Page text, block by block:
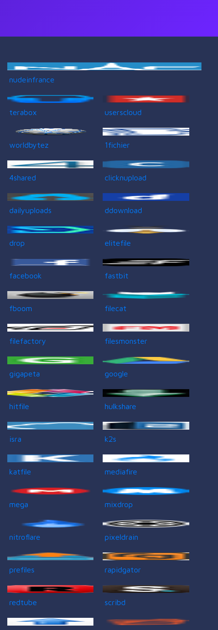
nudeinfrance
terabox userscloud
worldbytez 1fichier
4shared clicknupload
dailyuploads ddownload
drop elitefile
facebook fastbit
fboom filecat
filefactory filesmonster
gigapeta google
hitfile hulkshare
isra k2s
katfile mediafire
mega mixdrop
nitroflare pixeldrain
prefiles rapidgator
redtube scribd